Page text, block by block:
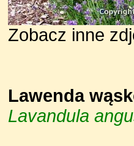
Zobacz inne
Lawenda
Lavandula